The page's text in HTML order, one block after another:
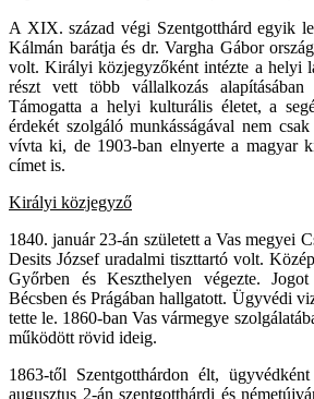
A XIX. század végi Szentgotthárd egyik
Kálmán barátja és dr. Vargha Gábor
volt. Királyi közjegyzőként intézte a helyi
részt vett több vállalkozás alapításában
Támogatta a helyi kulturális életet, a
érdekét szolgáló munkásságával nem
vívta ki, de 1903-ban elnyerte a magyar
címet is.
Királyi közjegyző
1840. január 23-án született a Vas megyei
Desits József uradalmi tiszttartó volt.
Győrben és Keszthelyen végezte. Jogot
Bécsben és Prágában hallgatott. Ügyvédi
tette le. 1860-ban Vas vármegye
működött rövid ideig.
1863-től Szentgotthárdon élt,
augusztus 2-án szentgotthárdi és